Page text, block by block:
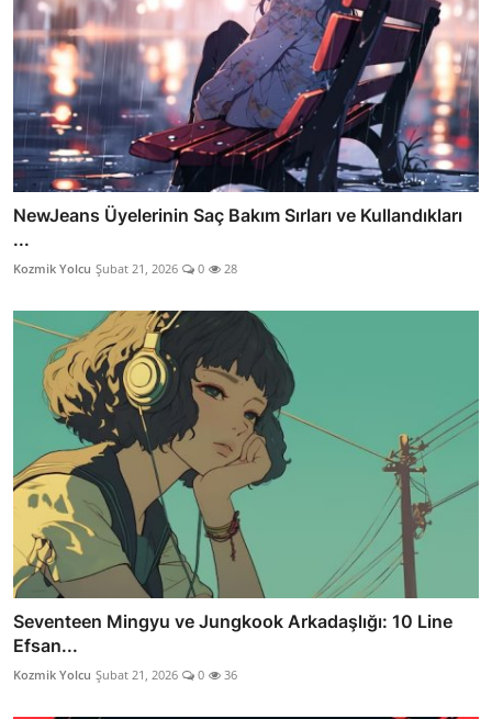
NewJeans Üyelerinin Saç Bakım Sırları ve Kullandıkları
...
Kozmik Yolcu Şubat 21, 2026 0 28
Seventeen Mingyu ve Jungkook Arkadaşlığı: 10 Line
Efsan...
Kozmik Yolcu Şubat 21, 2026 0 36